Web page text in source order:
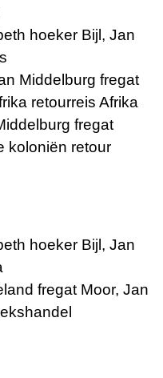
hoeker Bijl, Jan
Middelburg fregat
retourreis Afrika
fregat
koloniën retour
hoeker Bijl, Jan
fregat Moor, Jan